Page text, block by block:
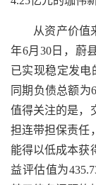
从资产价值来
年6月30日，蔚
已实现稳定发电
同期负债总额为
值得关注的是，
担连带担保责任
能得以低成本获
益评估值为